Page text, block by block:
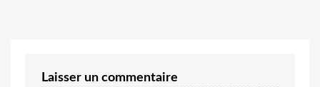
Laisser un commentaire